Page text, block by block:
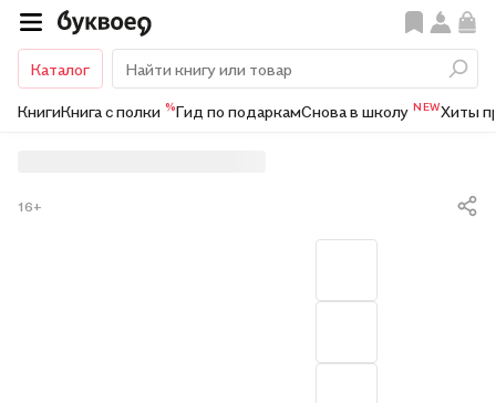
Каталог
КнигиКнига с полки %Гид по подаркамСнова в школу NEWХиты
16+